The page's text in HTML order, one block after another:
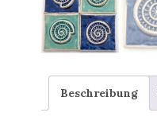
Beschreibung